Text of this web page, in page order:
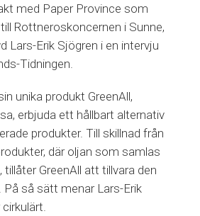
med Paper Province som
Rottneroskoncernen i Sunne,
Lars-Erik Sjögren i en intervju
Tidningen.
unika produkt GreenAll,
erbjuda ett hållbart alternativ
produkter. Till skillnad från
där oljan som samlas
GreenAll att tillvara den
så sätt menar Lars-Erik